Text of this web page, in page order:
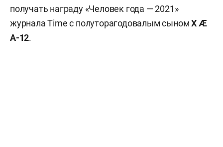
получать награду «Человек года — 2021»
журнала Time с полуторагодовалым сыномX Æ
A-12.